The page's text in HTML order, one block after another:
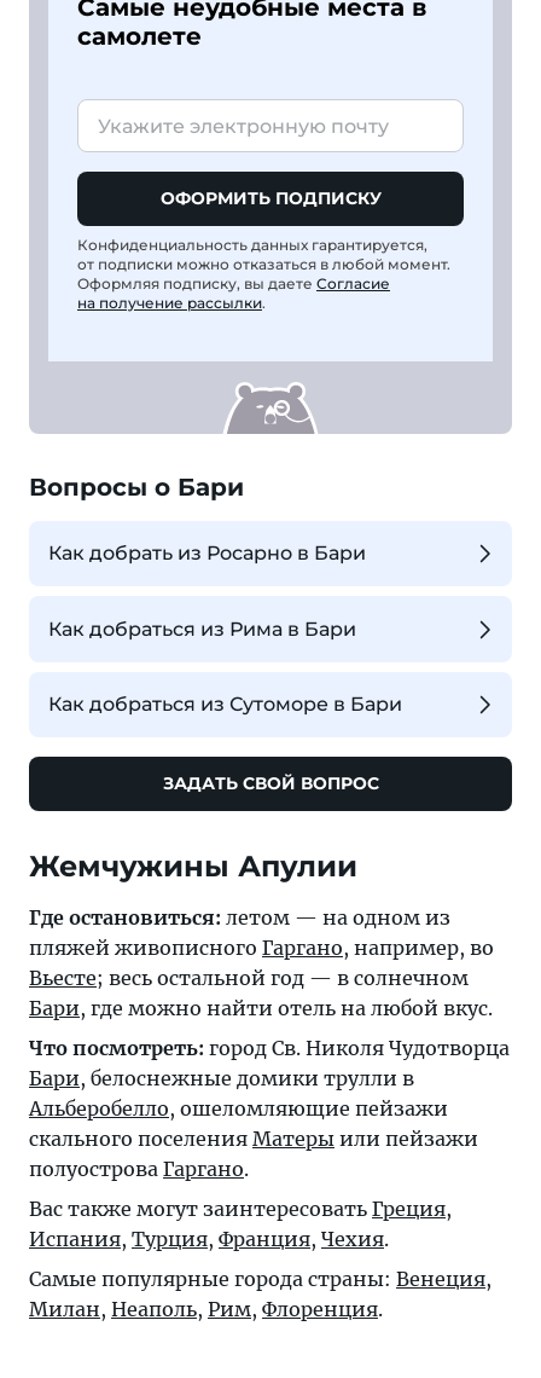
Самые неудобные места в
самолете
ОФОРМИТЬ ПОДПИСКУ
Конфиденциальность данных гарантируется,
от подписки можно отказаться в любой момент.
Оформляя подписку, вы даете Согласие
на получение рассылки.
Вопросы о Бари
Как добрать из Росарно в Бари
Как добраться из Рима в Бари
Как добраться из Сутоморе в Бари
ЗАДАТЬ СВОЙ ВОПРОС
Жемчужины Апулии
Где остановиться: летом — на одном из
пляжей живописного Гаргано, например, во
Вьесте; весь остальной год — в солнечном
Бари, где можно найти отель на любой вкус.
Что посмотреть: город Св. Николя Чудотворца
Бари, белоснежные домики трулли в
Альберобелло, ошеломляющие пейзажи
скального поселения Матеры или пейзажи
полуострова Гаргано.
Вас также могут заинтересовать Греция,
Испания, Турция, Франция, Чехия.
Самые популярные города страны: Венеция,
Милан, Неаполь, Рим, Флоренция.